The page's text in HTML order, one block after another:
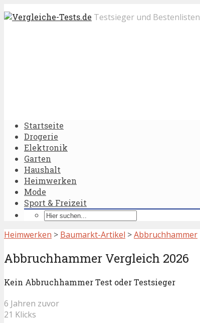
Testsieger und Bestenlisten
Startseite
Drogerie
Elektronik
Garten
Haushalt
Heimwerken
Mode
Sport & Freizeit
Heimwerken > Baumarkt-Artikel >Abbruchhammer
Abbruchhammer Vergleich 2026
Kein Abbruchhammer Test oder Testsieger
6 Jahren zuvor
21 Klicks